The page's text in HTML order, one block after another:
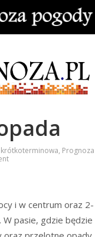
, Prognoza
i w centrum oraz 2-
pasie, gdzie będzie